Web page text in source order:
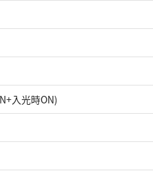
入光時ON)